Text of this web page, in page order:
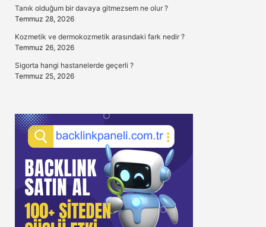
Tanık olduğum bir davaya gitmezsem ne olur ?
Temmuz 28, 2026
Kozmetik ve dermokozmetik arasındaki fark nedir ?
Temmuz 26, 2026
Sigorta hangi hastanelerde geçerli ?
Temmuz 25, 2026